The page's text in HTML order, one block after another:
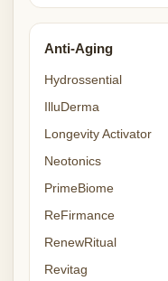
Anti-Aging
Hydrossential
IlluDerma
Longevity Activator
Neotonics
PrimeBiome
ReFirmance
RenewRitual
Revitag